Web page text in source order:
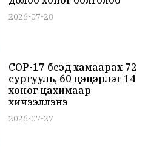
2026-07-28
CОР-17 бүсэд хамаарах 72
сургууль, 60 цэцэрлэг 14
хоног цахимаар
хичээллэнэ
2026-07-27